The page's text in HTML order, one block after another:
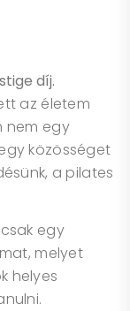
díj.
az életem
nem egy
közösséget
a pilates
egy
melyet
helyes